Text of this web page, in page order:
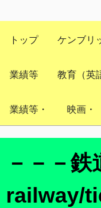
トップ ケンブリ
業績等 教育（英
業績等・ 映画・
－－－
railway/